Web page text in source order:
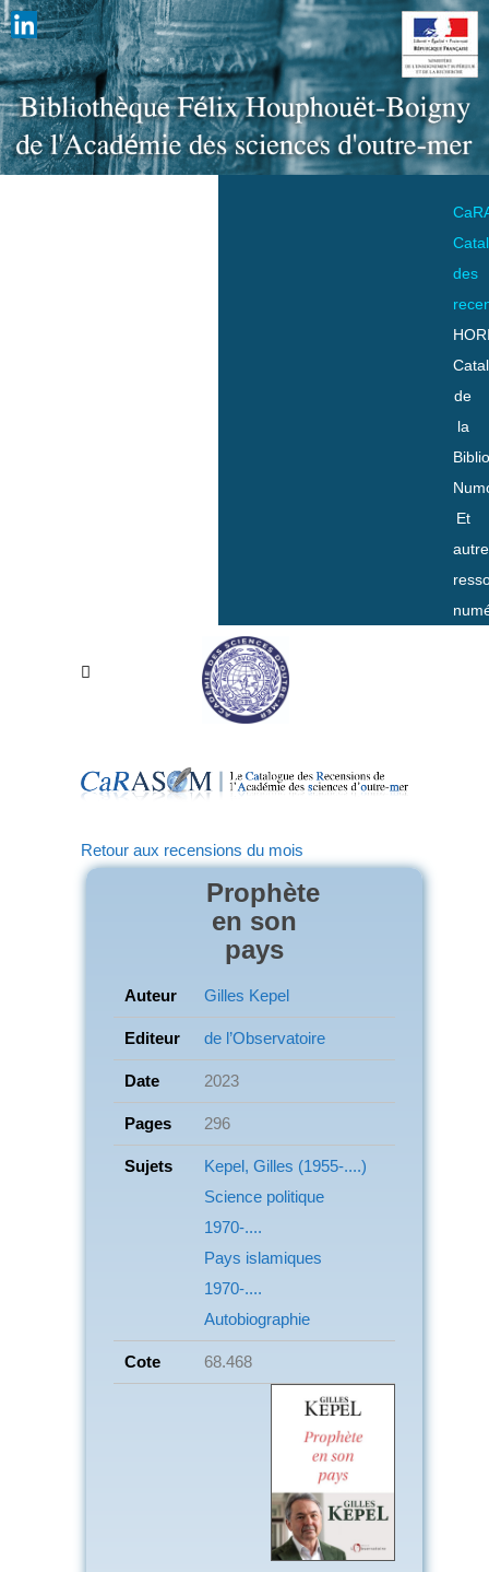
des
de
la
Et
Retour aux recensions du mois
Prophète
en son
pays
Auteur Gilles Kepel
Editeur de l’Observatoire
Date 2023
Pages 296
Sujets
Kepel, Gilles (1955-....)
Science politique
1970-....
Pays islamiques
1970-....
Autobiographie
Cote 68.468